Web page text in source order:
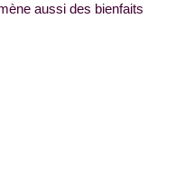
aussi des bienfaits